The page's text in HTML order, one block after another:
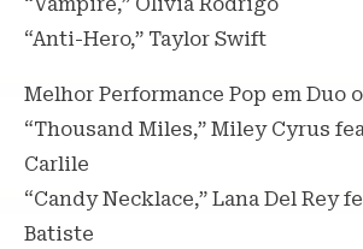
“Anti-Hero,” Taylor Swift
Melhor Performance Pop em Duo
“Thousand Miles,” Miley Cyrus
Carlile
“Candy Necklace,” Lana Del Rey
Batiste